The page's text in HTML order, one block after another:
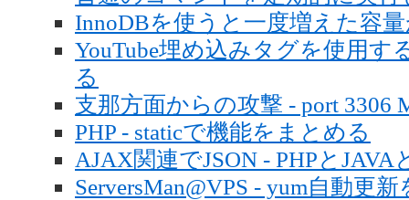
InnoDBを使うと一度増えた容
YouTube埋め込みタグを使用
る
支那方面からの攻撃 - port 3306
PHP - staticで機能をまとめる
AJAX関連でJSON - PHPとJAVA
ServersMan@VPS - yum自動更